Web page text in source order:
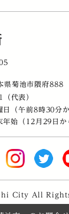
県菊池市隈府888
（代表）
（午前8時30分
年始（12月29日か
City All Rights